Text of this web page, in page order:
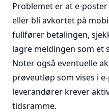
Problemet er at e-
eller bli avkortet på
fullfører betalingen,
lagre meldingen som et
Noter også eventuelle
prøveutløp som vises i
leverandører krever
tidsramme.